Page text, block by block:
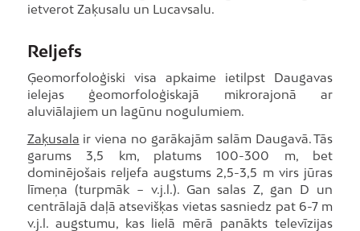
ietverot Zaķusalu un Lucavsalu.
Reljefs
Ģeomorfoloģiski visa apkaime ietilpst Daugavas
ielejas ģeomorfoloģiskajā mikrorajonā ar
aluviālajiem un lagūnu nogulumiem.
Zaķusala ir viena no garākajām salām Daugavā. Tās
garums 3,5 km, platums 100-300 m, bet
dominējošais reljefa augstums 2,5-3,5 m virs jūras
līmeņa (turpmāk − v.j.l.). Gan salas Z, gan D un
centrālajā daļā atsevišķas vietas sasniedz pat 6-7 m
v.j.l. augstumu, kas lielā mērā panākts televīzijas